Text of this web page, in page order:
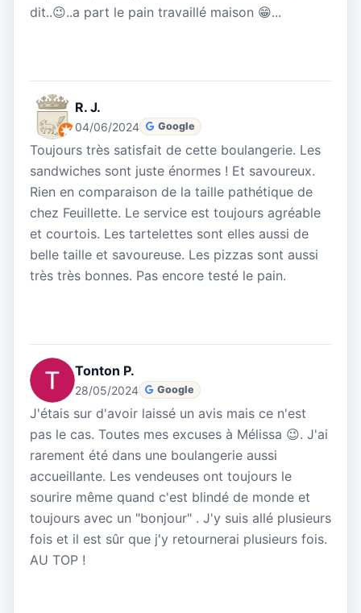
dit..😉..a part le pain travaillé maison 😁...
R. J.
04/06/2024 Google
Toujours très satisfait de cette boulangerie. Les
sandwiches sont juste énormes ! Et savoureux.
Rien en comparaison de la taille pathétique de
chez Feuillette. Le service est toujours agréable
et courtois. Les tartelettes sont elles aussi de
belle taille et savoureuse. Les pizzas sont aussi
très très bonnes. Pas encore testé le pain.
Tonton P.
28/05/2024 Google
J'étais sur d'avoir laissé un avis mais ce n'est
pas le cas. Toutes mes excuses à Mélissa 😉. J'ai
rarement été dans une boulangerie aussi
accueillante. Les vendeuses ont toujours le
sourire même quand c'est blindé de monde et
toujours avec un "bonjour" . J'y suis allé plusieurs
fois et il est sûr que j'y retournerai plusieurs fois.
AU TOP !